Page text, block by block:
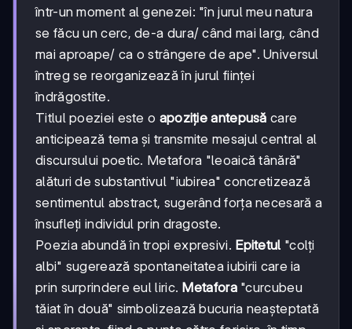
într-un moment al genezei: "în jurul meu natura
se făcu un cerc, de-a dura/ când mai larg, când
mai aproape/ ca o strângere de ape". Universul
întreg se reorganizează în jurul ființei
îndrăgostite.
Titlul poeziei este o apoziție antepusă care
anticipează tema și transmite mesajul central al
discursului poetic. Metafora "leoaică tânără"
alături de substantivul "iubirea" concretizează
sentimentul abstract, sugerând forța necesară a
însufleți individul prin dragoste.
Poezia abundă în tropi expresivi. Epitetul "colți
albi" sugerează spontaneitatea iubirii care ia
prin surprindere eul liric. Metafora"curcubeu
tăiat în două" simbolizează bucuria neașteptată